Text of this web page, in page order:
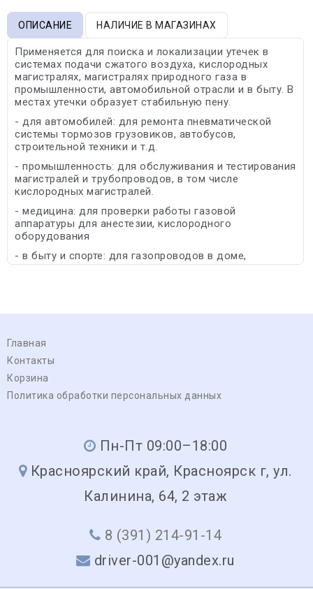
ОПИСАНИЕ НАЛИЧИЕ В МАГАЗИНАХ
Применяется для поиска и локализации утечек в
системах подачи сжатого воздуха, кислородных
магистралях, магистралях природного газа в
промышленности, автомобильной отрасли и в быту. В
местах утечки образует стабильную пену.
- для автомобилей: для ремонта пневматической
системы тормозов грузовиков, автобусов,
строительной техники и т.д.
- промышленность: для обслуживания и тестирования
магистралей и трубопроводов, в том числе
кислородных магистралей.
- медицина: для проверки работы газовой
аппаратуры для анестезии, кислородного
оборудования
- в быту и спорте: для газопроводов в доме,
туристического снаряжения и др.
Главная
Контакты
Корзина
Политика обработки персональных данных
Пн-Пт 09:00–18:00
Красноярский край, Красноярск г, ул.
Калинина, 64, 2 этаж
8 (391) 214-91-14
driver-001@yandex.ru